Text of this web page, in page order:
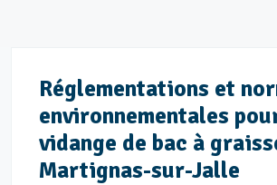
Réglementations et
environnementales
vidange de bac à
Martignas-sur-Jalle